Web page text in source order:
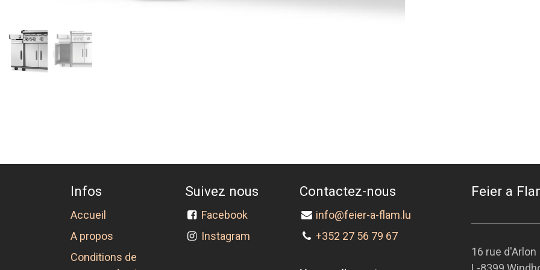
Infos
Accueil
A propos
Conditions de
Suivez nous
Facebook
Instagram
Contactez-nous
info@feier-a-flam.lu
+352 27 56 79 67
Feier a
16 rue d'Arlon